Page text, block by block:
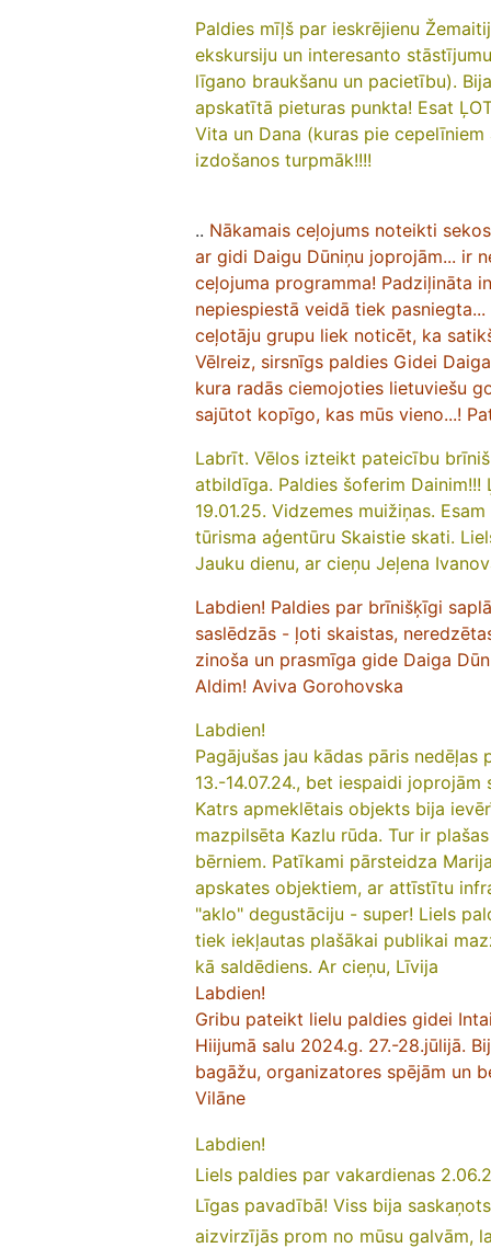
Paldies mīļš par ieskrējienu
ekskursiju un interesanto
līgano braukšanu un pacietību).
apskatītā pieturas punkta! Esat
Vita un Dana (kuras pie
izdošanos turpmāk!!!!
.. Nākamais ceļojums noteikti
ar gidi Daigu Dūniņu joprojām... ir
ceļojuma programma! Padziļināta
nepiespiestā veidā tiek pasniegta...
ceļotāju grupu liek noticēt, ka
Vēlreiz, sirsnīgs paldies Gidei
kura radās ciemojoties lietuviešu
sajūtot kopīgo, kas mūs vieno...!
Labrīt. Vēlos izteikt pateicību
atbildīga. Paldies šoferim
19.01.25. Vidzemes muižiņas.
tūrisma aģentūru Skaistie skati.
Jauku dienu, ar cieņu Jeļena
Labdien! Paldies par brīnišķīgi
saslēdzās - ļoti skaistas,
zinoša un prasmīga gide Daiga
Aldim! Aviva Gorohovska
Labdien!
Pagājušas jau kādas pāris
13.-14.07.24., bet iespaidi
Katrs apmeklētais objekts bija
mazpilsēta Kazlu rūda. Tur ir
bērniem. Patīkami pārsteidza
apskates objektiem, ar attīstītu
"aklo" degustāciju - super! Liels
tiek iekļautas plašākai publikai
kā saldēdiens.Ar cieņu, Līvija
Labdien!
Gribu pateikt lielu paldies gidei
Hiijumā salu 2024.g. 27.-28.jūlijā.
bagāžu, organizatores spējām un
Vilāne
Labdien!
Liels paldies par vakardienas
Līgas pavadībā! Viss bija
aizvirzījās prom no mūsu galvām,